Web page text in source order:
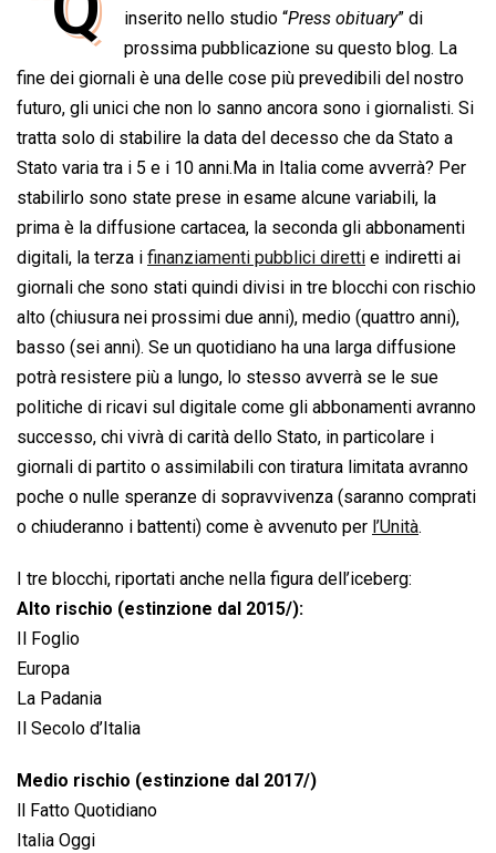
e
o
o
k
t
s
A
p
p
k
e
d
I
n
e
a
d
s
i
l
y
L
i
n
k
n
t
inserito nello studio “Press obituary” di
prossima pubblicazione su questo blog. La
fine dei giornali è una delle cose più prevedibili del nostro
futuro, gli unici che non lo sanno ancora sono i giornalisti. Si
tratta solo di stabilire la data del decesso che da Stato a
Stato varia tra i 5 e i 10 anni.Ma in Italia come avverrà? Per
stabilirlo sono state prese in esame alcune variabili, la
prima è la diffusione cartacea, la seconda gli abbonamenti
digitali, la terza i finanziamenti pubblici diretti e indiretti ai
giornali che sono stati quindi divisi in tre blocchi con rischio
alto (chiusura nei prossimi due anni), medio (quattro anni),
basso (sei anni). Se un quotidiano ha una larga diffusione
potrà resistere più a lungo, lo stesso avverrà se le sue
politiche di ricavi sul digitale come gli abbonamenti avranno
successo, chi vivrà di carità dello Stato, in particolare i
giornali di partito o assimilabili con tiratura limitata avranno
poche o nulle speranze di sopravvivenza (saranno comprati
o chiuderanno i battenti) come è avvenuto per l’Unità.
I tre blocchi, riportati anche nella figura dell’iceberg:
Alto rischio (estinzione dal 2015/):
Il Foglio
Europa
La Padania
Il Secolo d’Italia
Medio rischio (estinzione dal 2017/)
ll Fatto Quotidiano
Italia Oggi